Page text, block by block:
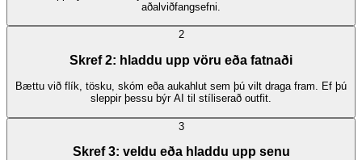
aðalviðfangsefni.
2
Skref 2: hladdu upp vöru eða fatnaði
Bættu við flík, tösku, skóm eða aukahlut sem þú vilt draga fram. Ef þú
sleppir þessu býr AI til stíliserað outfit.
3
Skref 3: veldu eða hladdu upp senu